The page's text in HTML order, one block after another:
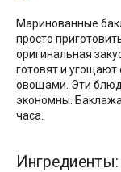
Маринованные
просто
оригинальная
готовят и
овощами. Эти
экономны.
часа.
Ингредиенты: